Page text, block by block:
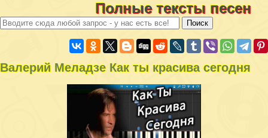
Полные тексты песен
Валерий Меладзе Как ты красива сегодня